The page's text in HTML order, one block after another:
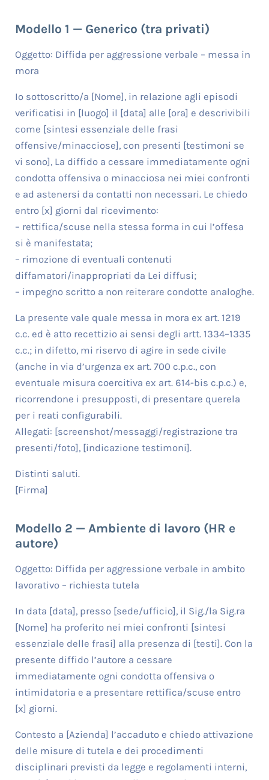
Modello 1 — Generico (tra privati)
Oggetto: Diffida per aggressione verbale – messa in
mora
Io sottoscritto/a [Nome], in relazione agli episodi
verificatisi in [luogo] il [data] alle [ora] e descrivibili
come [sintesi essenziale delle frasi
offensive/minacciose], con presenti [testimoni se
vi sono], La diffido a cessare immediatamente ogni
condotta offensiva o minacciosa nei miei confronti
e ad astenersi da contatti non necessari. Le chiedo
entro [x] giorni dal ricevimento:
– rettifica/scuse nella stessa forma in cui l’offesa
si è manifestata;
– rimozione di eventuali contenuti
diffamatori/inappropriati da Lei diffusi;
– impegno scritto a non reiterare condotte analoghe.
La presente vale quale messa in mora ex art. 1219
c.c. ed è atto recettizio ai sensi degli artt. 1334–1335
c.c.; in difetto, mi riservo di agire in sede civile
(anche in via d’urgenza ex art. 700 c.p.c., con
eventuale misura coercitiva ex art. 614-bis c.p.c.) e,
ricorrendone i presupposti, di presentare querela
per i reati configurabili.
Allegati: [screenshot/messaggi/registrazione tra
presenti/foto], [indicazione testimoni].
Distinti saluti.
[Firma]
Modello 2 — Ambiente di lavoro (HR e
autore)
Oggetto: Diffida per aggressione verbale in ambito
lavorativo – richiesta tutela
In data [data], presso [sede/ufficio], il Sig./la Sig.ra
[Nome] ha proferito nei miei confronti [sintesi
essenziale delle frasi] alla presenza di [testi]. Con la
presente diffido l’autore a cessare
immediatamente ogni condotta offensiva o
intimidatoria e a presentare rettifica/scuse entro
[x] giorni.
Contesto a [Azienda] l’accaduto e chiedo attivazione
delle misure di tutela e dei procedimenti
disciplinari previsti da legge e regolamenti interni,